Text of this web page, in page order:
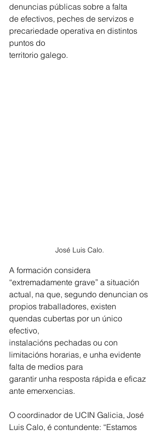
denuncias públicas sobre a falta
de efectivos, peches de servizos e
precariedade operativa en distintos
puntos do
territorio galego.
José Luis Calo.
A formación considera
“extremadamente grave” a situación
actual, na que, segundo denuncian os
propios traballadores, existen
quendas cubertas por un único
efectivo,
instalacións pechadas ou con
limitacións horarias, e unha evidente
falta de medios para
garantir unha resposta rápida e eficaz
ante emerxencias.
O coordinador de UCIN Galicia, José
Luis Calo, é contundente: “Estamos